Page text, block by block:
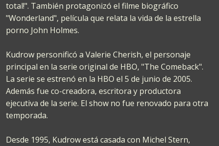
total!". También protagonizó el filme biográfico
"Wonderland", película que relata la vida de la estrella
porno John Holmes.
Kudrow personificó a Valerie Cherish, el personaje
principal en la serie original de HBO, "The Comeback".
La serie se estrenó en la HBO el 5 de junio de 2005.
Además fue co-creadora, escritora y productora
ejecutiva de la serie. El show no fue renovado para otra
temporada.
Desde 1995, Kudrow está casada con Michel Stern,